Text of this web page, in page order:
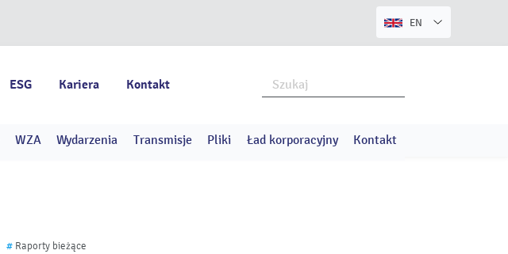
EN
ESG Kariera Kontakt
WZA Wydarzenia Transmisje Pliki Ład korporacyjny Kontakt
# Raporty bieżące